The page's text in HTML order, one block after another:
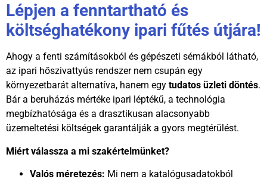
Lépjen a fenntartható és
költséghatékony ipari fűtés útjára!
Ahogy a fenti számításokból és gépészeti sémákból látható,
az ipari hőszivattyús rendszer nem csupán egy
környezetbarát alternatíva, hanem egy tudatos üzleti döntés.
Bár a beruházás mértéke ipari léptékű, a technológia
megbízhatósága és a drasztikusan alacsonyabb
üzemeltetési költségek garantálják a gyors megtérülést.
Miért válassza a mi szakértelmünket?
Valós méretezés: Mi nem a katalógusadatokból